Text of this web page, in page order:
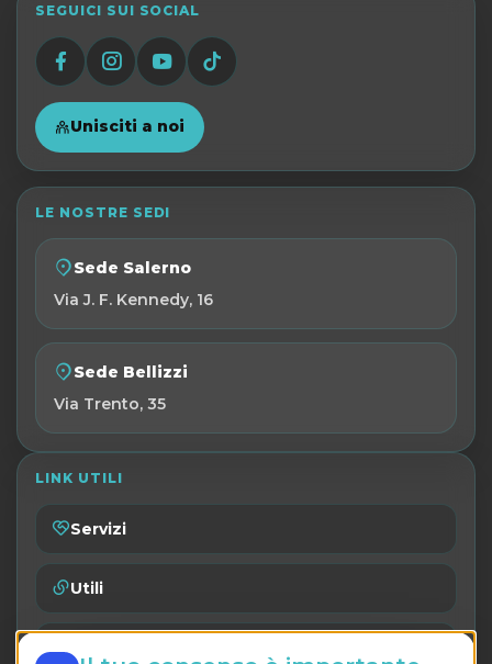
SEGUICI SUI SOCIAL
Unisciti a noi
LE NOSTRE SEDI
Sede Salerno
Via J. F. Kennedy, 16
Sede Bellizzi
Via Trento, 35
LINK UTILI
Servizi
Utili